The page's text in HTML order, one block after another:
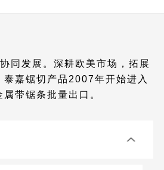
同发展。深耕欧美市场，拓展
泰嘉锯切产品2007年开始进入
带锯条批量出口。